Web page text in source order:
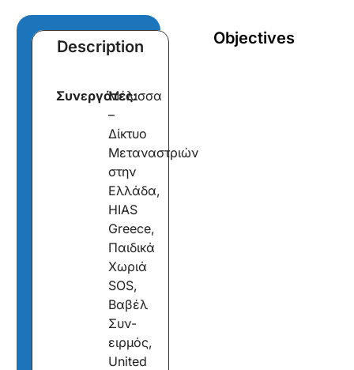
Description
Συνεργάτες:
Μέλισσα
–
Δίκτυο
Μεταναστριών
στην
Ελλάδα,
HIAS
Greece,
Παιδικά
Χωριά
SOS,
Βαβέλ
Συν-
ειρμός,
United
Objectives